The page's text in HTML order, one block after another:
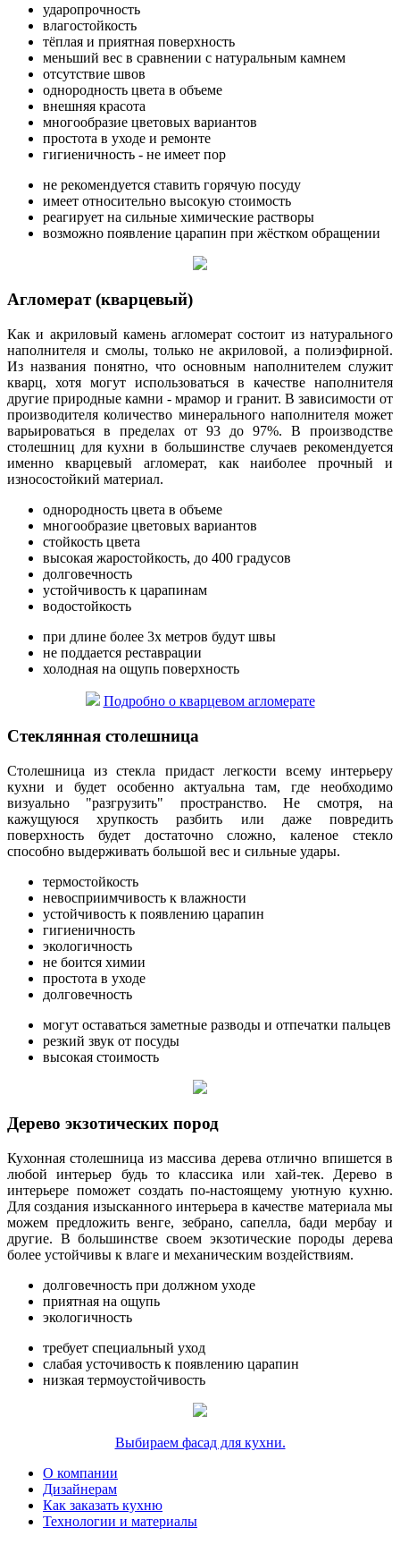
ударопрочность
влагостойкость
тёплая и приятная поверхность
меньший вес в сравнении с натуральным камнем
отсутствие швов
однородность цвета в объеме
внешняя красота
многообразие цветовых вариантов
простота в уходе и ремонте
гигиеничность - не имеет пор
не рекомендуется ставить горячую посуду
имеет относительно высокую стоимость
реагирует на сильные химические растворы
возможно появление царапин при жёстком обращении
Агломерат (кварцевый)
Как и акриловый камень агломерат состоит из натурального
наполнителя и смолы, только не акриловой, а полиэфирной.
Из названия понятно, что основным наполнителем служит
кварц, хотя могут использоваться в качестве наполнителя
другие природные камни - мрамор и гранит. В зависимости от
производителя количество минерального наполнителя может
варьироваться в пределах от 93 до 97%. В производстве
столешниц для кухни в большинстве случаев рекомендуется
именно кварцевый агломерат, как наиболее прочный и
износостойкий материал.
однородность цвета в объеме
многообразие цветовых вариантов
стойкость цвета
высокая жаростойкость, до 400 градусов
долговечность
устойчивость к царапинам
водостойкость
при длине более 3х метров будут швы
не поддается реставрации
холодная на ощупь поверхность
Подробно о кварцевом агломерате
Стеклянная столешница
Столешница из стекла придаст легкости всему интерьеру
кухни и будет особенно актуальна там, где необходимо
визуально "разгрузить" пространство. Не смотря, на
кажущуюся хрупкость разбить или даже повредить
поверхность будет достаточно сложно, каленое стекло
способно выдерживать большой вес и сильные удары.
термостойкость
невосприимчивость к влажности
устойчивость к появлению царапин
гигиеничность
экологичность
не боится химии
простота в уходе
долговечность
могут оставаться заметные разводы и отпечатки пальцев
резкий звук от посуды
высокая стоимость
Дерево экзотических пород
Кухонная столешница из массива дерева отлично впишется в
любой интерьер будь то классика или хай-тек. Дерево в
интерьере поможет создать по-настоящему уютную кухню.
Для создания изысканного интерьера в качестве материала мы
можем предложить венге, зебрано, сапелла, бади мербау и
другие. В большинстве своем экзотические породы дерева
более устойчивы к влаге и механическим воздействиям.
долговечность при должном уходе
приятная на ощупь
экологичность
требует специальный уход
слабая усточивость к появлению царапин
низкая термоустойчивость
Выбираем фасад для кухни.
О компании
Дизайнерам
Как заказать кухню
Технологии и материалы